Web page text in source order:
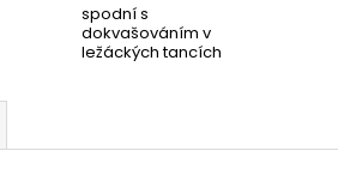
spodní s
dokvašováním v
ležáckých tancích